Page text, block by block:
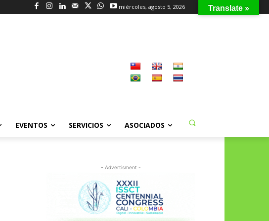
miércoles, agosto 5, 2026
EVENTOS SERVICIOS ASOCIADOS
- Advertisment -
Translate »